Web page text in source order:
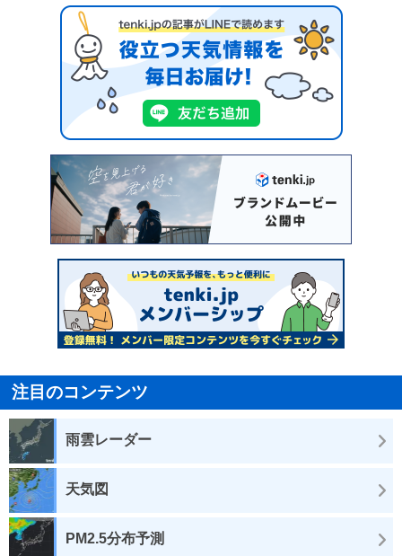
注目のコンテンツ
雨雲レーダー
天気図
PM2.5分布予測